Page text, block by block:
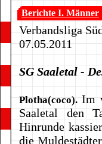
Berichte I. Männer
Verbandsliga
07.05.2011
SG Saaletal -
Plotha(coco). Im
Saaletal den
Hinrunde
die